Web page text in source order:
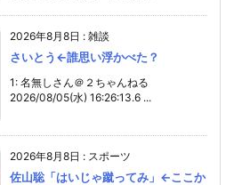
2026年8月8日 : 雑談
さいとう←誰思い浮かべた？
1: 名無しさん＠２ちゃんねる
2026/08/05(水) 16:26:13.6 ...
2026年8月8日 : スポーツ
佐山聡「はいじゃ蹴ってみ」←ここか